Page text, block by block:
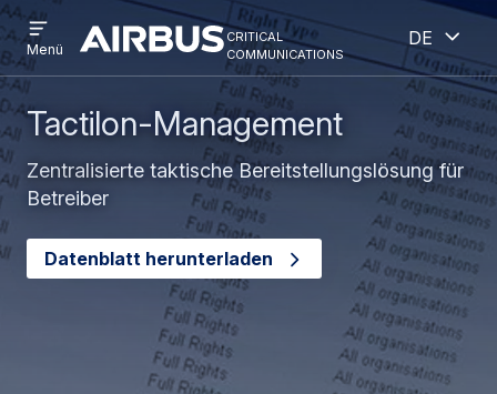
Direkt
zum
Inhalt
Skip
to
search
Criticalcommunications
critical
communications
Open
menu
Menü
Deutsch
Tactilon-Management
Zentralisierte taktische Bereitstellungslösung für
Betreiber
Datenblatt herunterladen